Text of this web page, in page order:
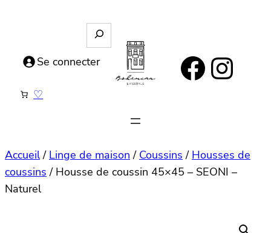
https://www.facebook.com/bohemianlifestyle.be Instagram
e
c
e
Se connecter
♡
Accueil/ Linge de maison / Coussins / Housses de
coussins / Housse de coussin 45×45 – SEONI –
Naturel